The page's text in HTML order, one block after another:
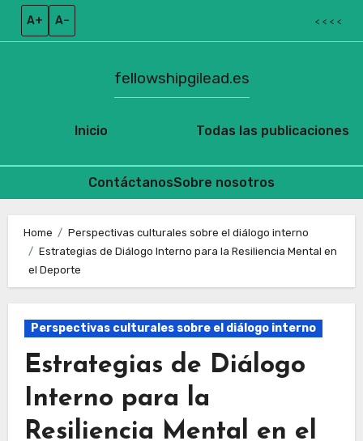
A+ A– < < < <
Inicio
fellowshipgilead.es
Todas las publicaciones
ContáctanosSobre nosotros
content
Home
Perspectivas culturales sobre el diálogo interno
Estrategias de Diálogo Interno para la Resiliencia Mental en
el Deporte
Perspectivas culturales sobre el diálogo interno
Estrategias de Diálogo
Interno para la
Resiliencia Mental en el